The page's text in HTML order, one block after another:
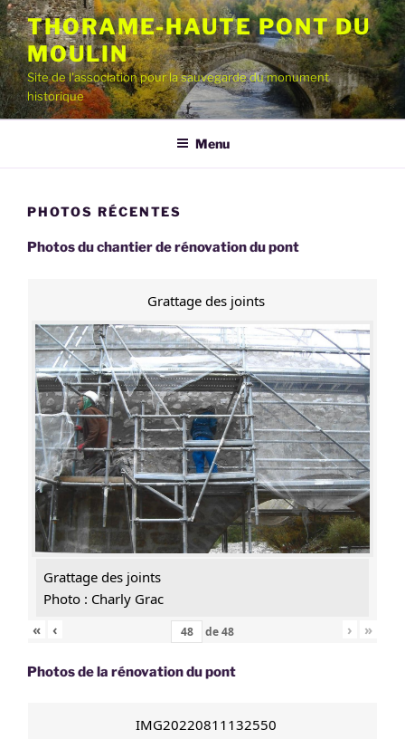
Aller
au
contenu
principal
THORAME-HAUTE PONT DU
MOULIN
Site de l'association pour la sauvegarde du monument
historique
Menu
PHOTOS RÉCENTES
Photos du chantier de rénovation du pont
Grattage des joints
Grattage des joints
Photo : Charly Grac
«
‹ de48 › »
Photos de la rénovation du pont
IMG20220811132550